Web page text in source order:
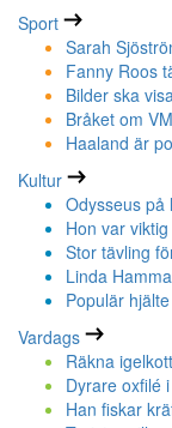
Sport
Sarah
Fanny Roos
Bilder ska
Bråket om
Haaland är
Kultur
Odysseus på
Hon var
Stor tävling
Linda
Populär
Vardags
Räkna
Dyrare oxfilé
Han fiskar